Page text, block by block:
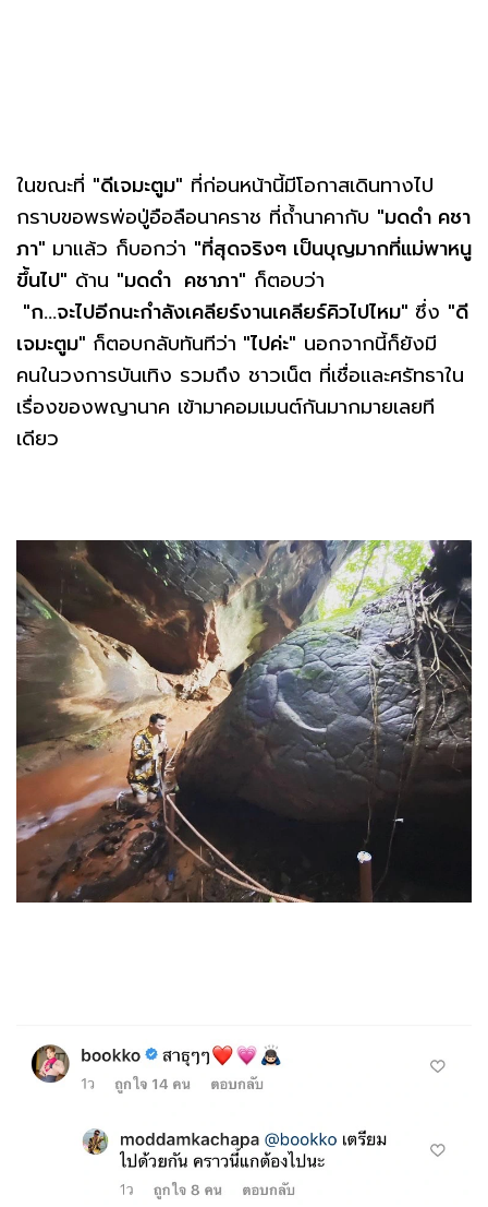
ในขณะที่ "ดีเจมะตูม" ที่ก่อนหน้านี้มีโอกาสเดินทางไป
กราบขอพรพ่อปู่อือลือนาคราช ที่ถ้ำนาคากับ "มดดำ คชา
ภา" มาแล้ว ก็บอกว่า "ที่สุดจริงๆ เป็นบุญมากที่แม่พาหนู
ขึ้นไป" ด้าน "มดดำ คชาภา" ก็ตอบว่า
"ก...จะไปอีกนะกำลังเคลียร์งานเคลียร์คิวไปไหม" ซึ่ง "ดี
เจมะตูม" ก็ตอบกลับทันทีว่า "ไปค่ะ" นอกจากนี้ก็ยังมี
คนในวงการบันเทิง รวมถึง ชาวเน็ต ที่เชื่อและศรัทธาใน
เรื่องของพญานาค เข้ามาคอมเมนต์กันมากมายเลยที
เดียว